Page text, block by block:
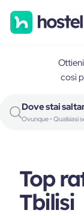
così
Dove stai
Ovunque • Qualsiasi
Top
Tbilisi